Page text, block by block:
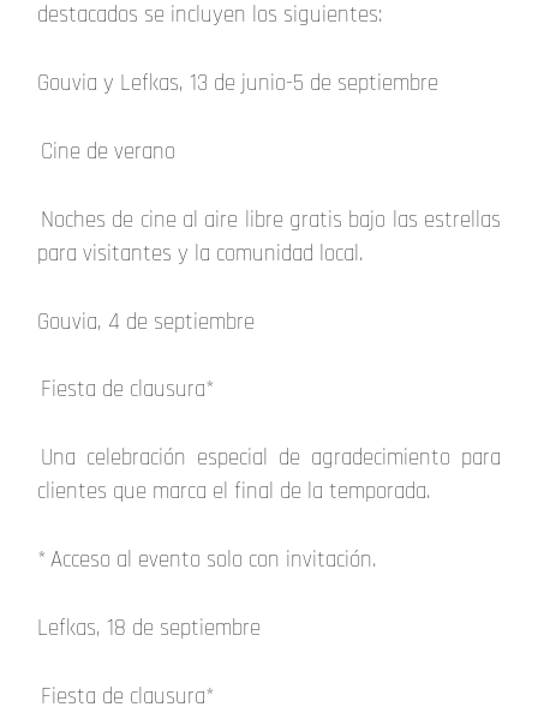
destacados se incluyen los siguientes:
Gouvia y Lefkas, 13 de junio-5 de septiembre
Cine de verano
Noches de cine al aire libre gratis bajo las estrellas
para visitantes y la comunidad local.
Gouvia, 4 de septiembre
Fiesta de clausura*
Una celebración especial de agradecimiento para
clientes que marca el final de la temporada.
* Acceso al evento solo con invitación.
Lefkas, 18 de septiembre
Fiesta de clausura*